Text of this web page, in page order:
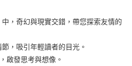
大哥大用戶可立即使用無須另外申請。
，訂單成立後會自動跳轉到大哥付的交易
，奇幻與現實交錯，帶您探索友情的
，吸引年輕讀者的目光。
啟發思考與想像。